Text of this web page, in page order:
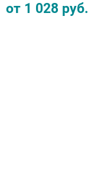
от 1 028 руб.